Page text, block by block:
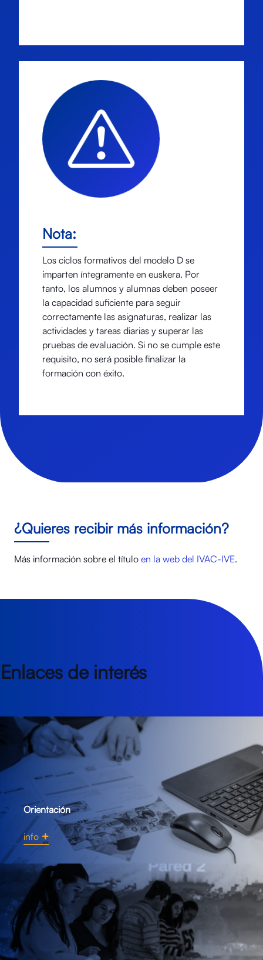
Nota:
Los ciclos formativos del modelo D se
imparten íntegramente en euskera. Por
tanto, los alumnos y alumnas deben poseer
la capacidad suficiente para seguir
correctamente las asignaturas, realizar las
actividades y tareas diarias y superar las
pruebas de evaluación. Si no se cumple este
requisito, no será posible finalizar la
formación con éxito.
¿Quieres recibir más información?
Más información sobre el título en la web del IVAC-IVE.
Enlaces de interés
Orientación
info